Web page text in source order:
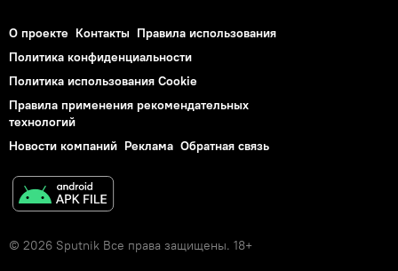
О проекте Контакты Правила использования
Политика конфиденциальности
Политика использования Cookie
Правила применения рекомендательных
технологий
Новости компаний Реклама Обратная связь
© 2026 Sputnik Все права защищены. 18+